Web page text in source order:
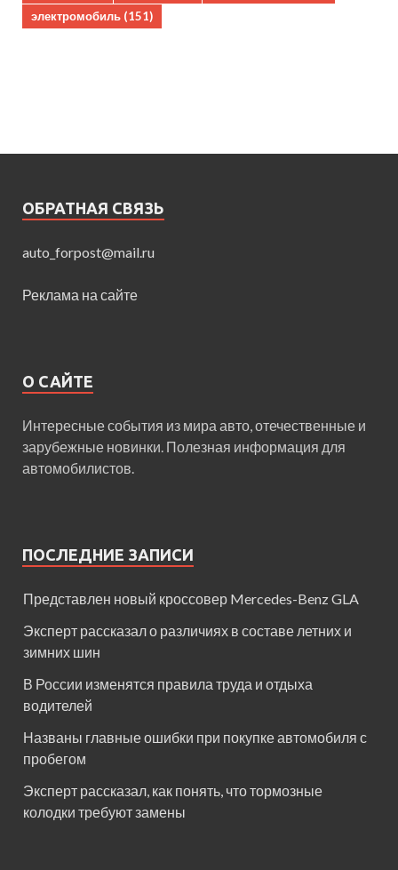
электромобиль (151)
ОБРАТНАЯ СВЯЗЬ
auto_forpost@mail.ru
Реклама на сайте
О САЙТЕ
Интересные события из мира авто, отечественные и
зарубежные новинки. Полезная информация для
автомобилистов.
ПОСЛЕДНИЕ ЗАПИСИ
Представлен новый кроссовер Mercedes-Benz GLA
Эксперт рассказал о различиях в составе летних и
зимних шин
В России изменятся правила труда и отдыха
водителей
Названы главные ошибки при покупке автомобиля с
пробегом
Эксперт рассказал, как понять, что тормозные
колодки требуют замены